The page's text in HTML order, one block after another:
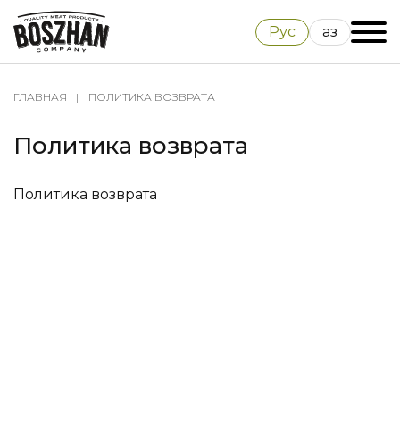
Рус Қаз
ГЛАВНАЯ ПОЛИТИКА ВОЗВРАТА
Политика возврата
Политика возврата